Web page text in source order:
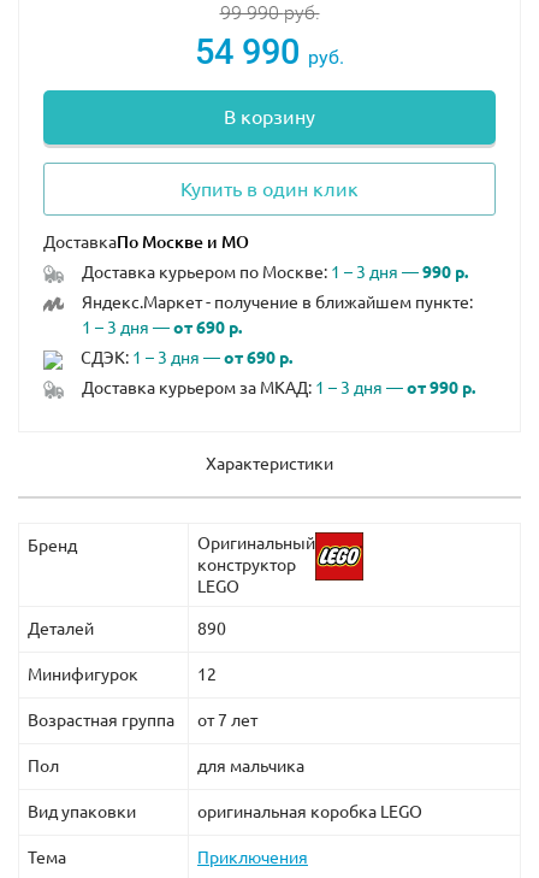
99 990руб.
54 990 руб.
В корзину
Купить в один клик
Доставка
Доставка курьером по Москве: 1 – 3 дня —990 р.
Яндекс.Маркет - получение в ближайшем пункте:
1 – 3 дня —от 690 р.
СДЭК: 1 – 3 дня —от 690 р.
Доставка курьером за МКАД: 1 – 3 дня —от 990 р.
Характеристики
Бренд
Оригинальный
конструктор
LEGO
Деталей 890
Минифигурок 12
Возрастная группа от 7 лет
Пол для мальчика
Вид упаковки оригинальная коробка LEGO
Тема Приключения